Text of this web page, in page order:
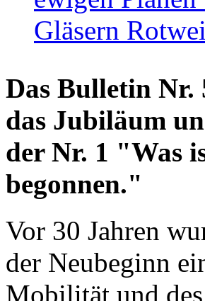
Gläsern
Das Bulletin
das Jubiläum
der Nr. 1 "Was
begonnen."
Vor 30 Jahren
der Neubeginn
Mobilität und